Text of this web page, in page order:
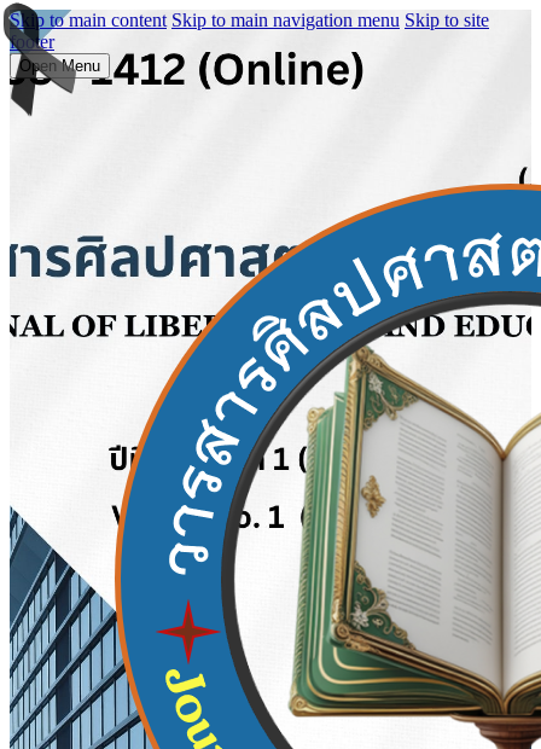
Skip to main content Skip to main navigation menu Skip to site
footer
Open Menu